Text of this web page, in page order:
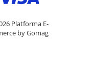
Platforma E-
by Gomag